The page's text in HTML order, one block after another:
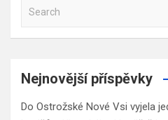
a
c
Nejnovější příspěvky
Do Ostrožské Nové Vsi vyjela